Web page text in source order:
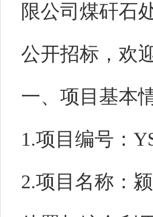
限公司煤矸石
公开招标，欢
一、项目基本
1.项目 编号：
2.项目名称：